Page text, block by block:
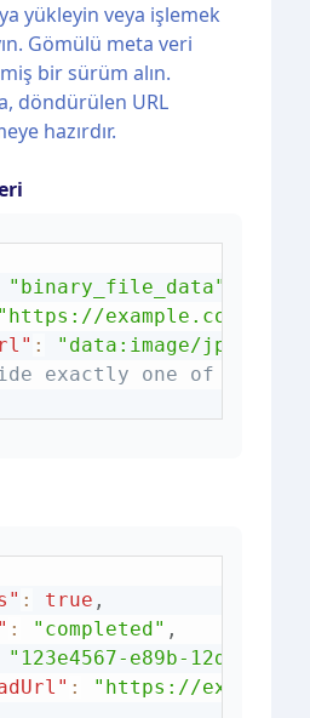
yükleyin veya işlemek
Gömülü meta veri
bir sürüm alın.
döndürülen URL
hazırdır.
"binary_file_data"
"https://example.com/
:
"data:image/
exactly one of the
: true ,
: "completed" ,
"123e4567-e89b-12d3-
:
"https://